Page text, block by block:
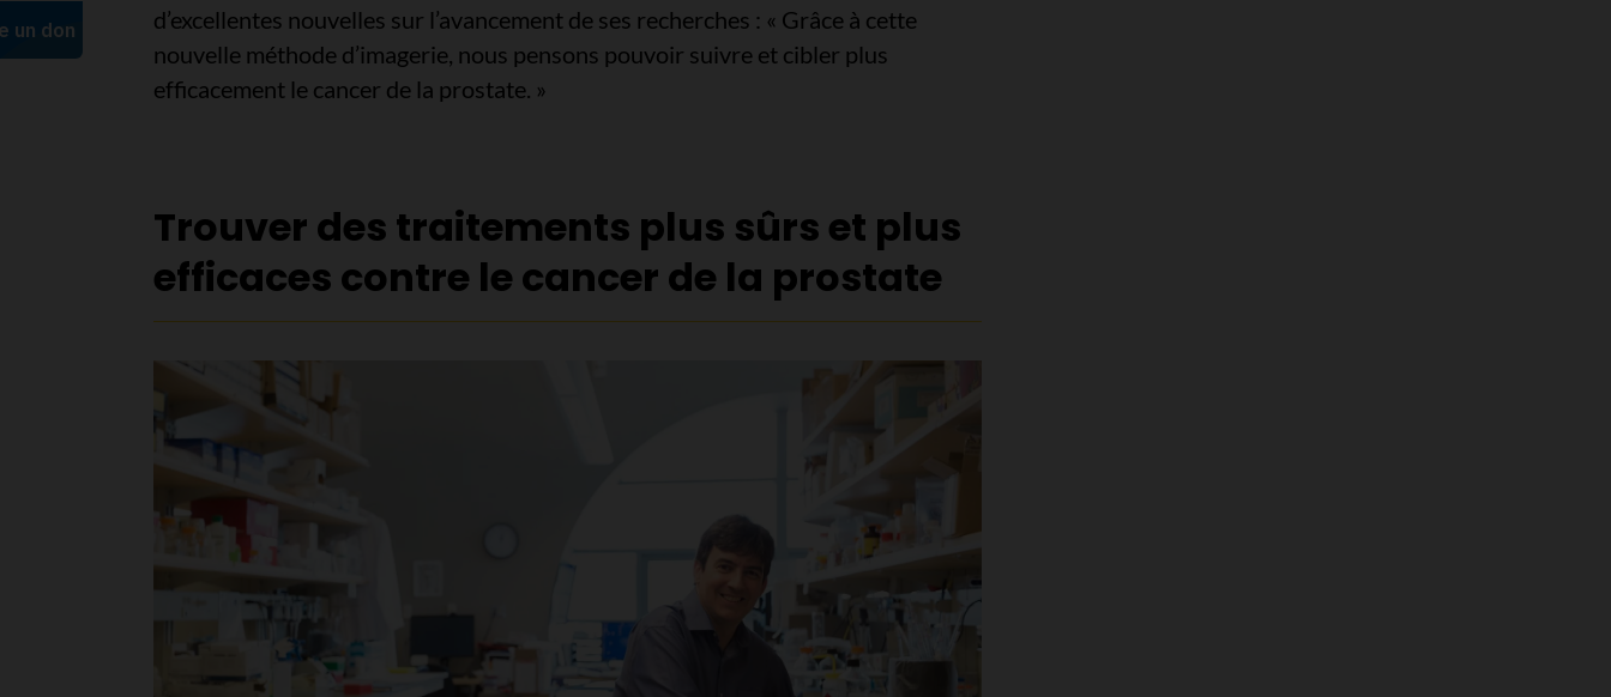
d’excellentes nouvelles sur l’avancement de ses recherches : « Grâce à cette
nouvelle méthode d’imagerie, nous pensons pouvoir suivre et cibler plus
efficacement le cancer de la prostate. »
Trouver des traitements plus sûrs et plus
efficaces contre le cancer de la prostate